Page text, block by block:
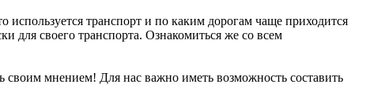
используется транспорт и по каким дорогам чаще приходится
для своего транспорта. Ознакомиться же со всем
мнением! Для нас важно иметь возможность составить